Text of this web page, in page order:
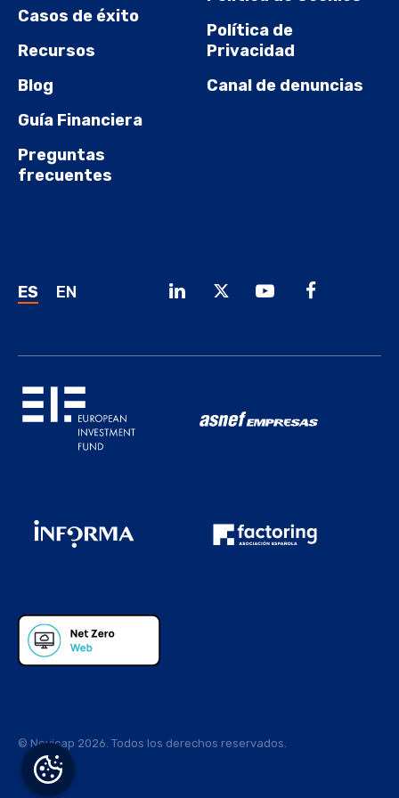
Casos de éxito
Recursos
Blog
Guía Financiera
Preguntas
frecuentes
Política de
Privacidad
Canal de denuncias
ES EN
© Novicap 2026. Todos los derechos reservados.